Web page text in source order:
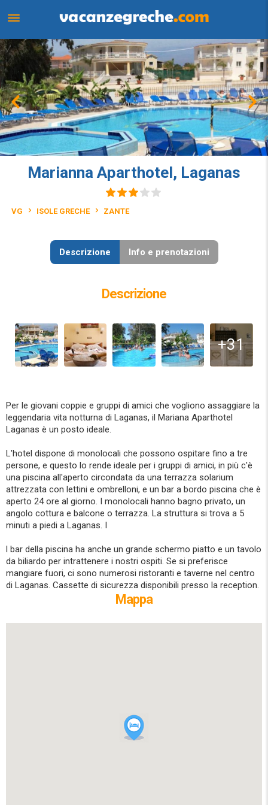
Marianna Aparthotel, Laganas
VG ISOLE GRECHE ZANTE
Descrizione Info e prenotazioni
Descrizione
+31
Per le giovani coppie e gruppi di amici che vogliono assaggiare la
leggendaria vita notturna di Laganas, il Mariana Aparthotel
Laganas è un posto ideale.
L'hotel dispone di monolocali che possono ospitare fino a tre
persone, e questo lo rende ideale per i gruppi di amici, in più c'è
una piscina all'aperto circondata da una terrazza solarium
attrezzata con lettini e ombrelloni, e un bar a bordo piscina che è
aperto 24 ore al giorno. I monolocali hanno bagno privato, un
angolo cottura e balcone o terrazza. La struttura si trova a 5
minuti a piedi a Laganas. I
l bar della piscina ha anche un grande schermo piatto e un tavolo
da biliardo per intrattenere i nostri ospiti. Se si preferisce
mangiare fuori, ci sono numerosi ristoranti e taverne nel centro
di Laganas. Cassette di sicurezza disponibili presso la reception.
Mappa